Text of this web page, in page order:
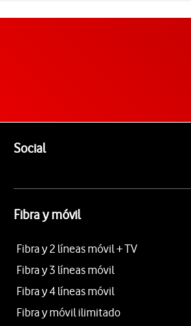
SocialEnlaces a las redes
Fibra y móvil
Fibra y 2 líneas móvil + TV
Fibra y 3 líneas móvil
Fibra y 4 líneas móvil
Fibra y móvil ilimitado